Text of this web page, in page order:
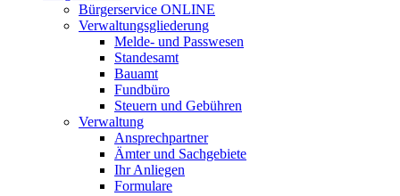
Bürgerservice ONLINE
Verwaltungsgliederung
Melde- und Passwesen
Standesamt
Bauamt
Fundbüro
Steuern und Gebühren
Verwaltung
Ansprechpartner
Ämter und Sachgebiete
Ihr Anliegen
Formulare